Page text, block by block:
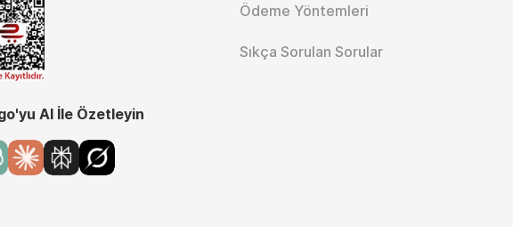
Ödeme Yöntemleri
Sıkça Sorulan Sorular
AI İle Özetleyin